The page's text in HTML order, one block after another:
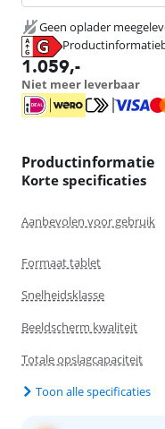
Geen oplader
opent in nieuw tabblad
1.059,-
Niet meer leverbaar
Productinformatie
Korte specificaties
Aanbevolen voor gebruik
Formaat tablet
Snelheidsklasse
Beeldscherm kwaliteit
Totale opslagcapaciteit
Toon alle specificaties